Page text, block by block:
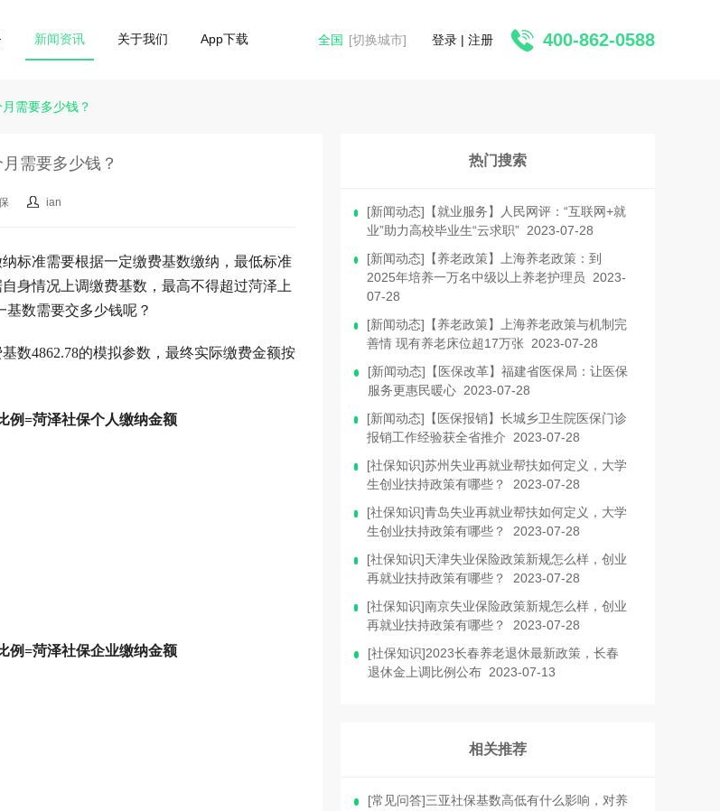
新闻资讯 关于我们 App下载 全国 [切换城市] 登录 | 注册 400-862-0588
需要多少钱？
需要多少钱？
ian
标准需要根据一定缴费基数缴纳，最低标准
身情况上调缴费基数，最高不得超过菏泽上
基数需要交多少钱呢？
数4862.78的模拟参数，最终实际缴费金额按
例=菏泽社保个人缴纳金额
例=菏泽社保企业缴纳金额
热门搜索
[新闻动态]【就业服务】人民网评：“互联网+就
业”助力高校毕业生“云求职” 2023-07-28
[新闻动态]【养老政策】上海养老政策：到
2025年培养一万名中级以上养老护理员 2023-
07-28
[新闻动态]【养老政策】上海养老政策与机制完
善情 现有养老床位超17万张 2023-07-28
[新闻动态]【医保改革】福建省医保局：让医保
服务更惠民暖心 2023-07-28
[新闻动态]【医保报销】长城乡卫生院医保门诊
报销工作经验获全省推介 2023-07-28
[社保知识]苏州失业再就业帮扶如何定义，大学
生创业扶持政策有哪些？ 2023-07-28
[社保知识]青岛失业再就业帮扶如何定义，大学
生创业扶持政策有哪些？ 2023-07-28
[社保知识]天津失业保险政策新规怎么样，创业
再就业扶持政策有哪些？ 2023-07-28
[社保知识]南京失业保险政策新规怎么样，创业
再就业扶持政策有哪些？ 2023-07-28
[社保知识]2023长春养老退休最新政策，长春
退休金上调比例公布 2023-07-13
相关推荐
[常见问答]三亚社保基数高低有什么影响，对养